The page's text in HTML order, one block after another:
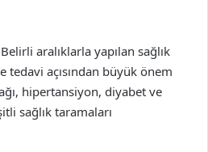
aralıklarla yapılan sağlık
tedavi açısından büyük önem
hipertansiyon, diyabet ve
sağlık taramaları